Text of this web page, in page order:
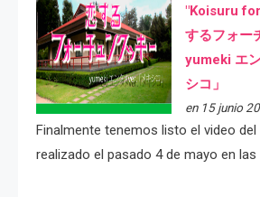
"Koisuru
するフォー
yumeki エ
シコ」
en 15 junio
Finalmente tenemos listo el video del
realizado el pasado 4 de mayo en